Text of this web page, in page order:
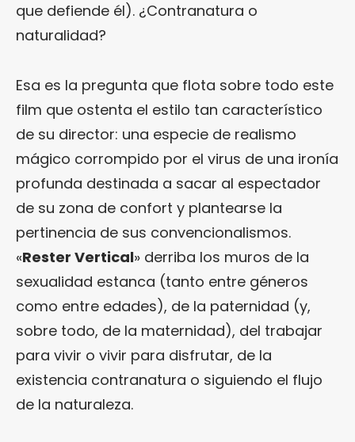
que defiende él). ¿Contranatura o
naturalidad?
Esa es la pregunta que flota sobre todo este
film que ostenta el estilo tan característico
de su director: una especie de realismo
mágico corrompido por el virus de una ironía
profunda destinada a sacar al espectador
de su zona de confort y plantearse la
pertinencia de sus convencionalismos.
«Rester Vertical» derriba los muros de la
sexualidad estanca (tanto entre géneros
como entre edades), de la paternidad (y,
sobre todo, de la maternidad), del trabajar
para vivir o vivir para disfrutar, de la
existencia contranatura o siguiendo el flujo
de la naturaleza.